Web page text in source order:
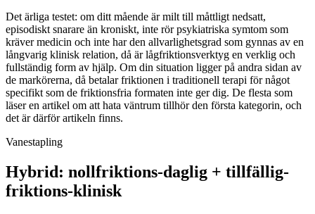
Det ärliga testet: om ditt mående är milt till måttligt nedsatt,
episodiskt snarare än kroniskt, inte rör psykiatriska symtom som
kräver medicin och inte har den allvarlighetsgrad som gynnas av en
långvarig klinisk relation, då är lågfriktionsverktyg en verklig och
fullständig form av hjälp. Om din situation ligger på andra sidan av
de markörerna, då betalar friktionen i traditionell terapi för något
specifikt som de friktionsfria formaten inte ger dig. De flesta som
läser en artikel om att hata väntrum tillhör den första kategorin, och
det är därför artikeln finns.
Vanestapling
Hybrid: nollfriktions-daglig + tillfällig-
friktions-klinisk